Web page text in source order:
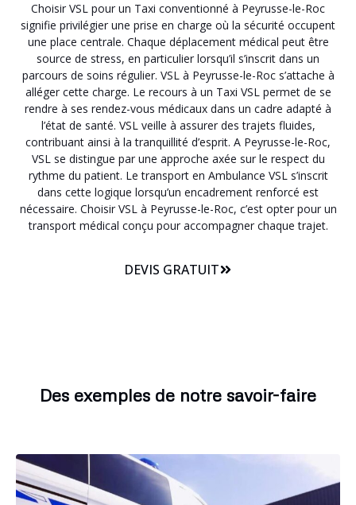
Choisir VSL pour un Taxi conventionné à Peyrusse-le-Roc
signifie privilégier une prise en charge où la sécurité occupent
une place centrale. Chaque déplacement médical peut être
source de stress, en particulier lorsqu’il s’inscrit dans un
parcours de soins régulier. VSL à Peyrusse-le-Roc s’attache à
alléger cette charge. Le recours à un Taxi VSL permet de se
rendre à ses rendez-vous médicaux dans un cadre adapté à
l’état de santé. VSL veille à assurer des trajets fluides,
contribuant ainsi à la tranquillité d’esprit. A Peyrusse-le-Roc,
VSL se distingue par une approche axée sur le respect du
rythme du patient. Le transport en Ambulance VSL s’inscrit
dans cette logique lorsqu’un encadrement renforcé est
nécessaire. Choisir VSL à Peyrusse-le-Roc, c’est opter pour un
transport médical conçu pour accompagner chaque trajet.
DEVIS GRATUIT
Des exemples de notre savoir-faire